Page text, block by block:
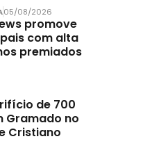
05/08/2026
promove
com alta
premiados
de 700
Gramado no
Cristiano